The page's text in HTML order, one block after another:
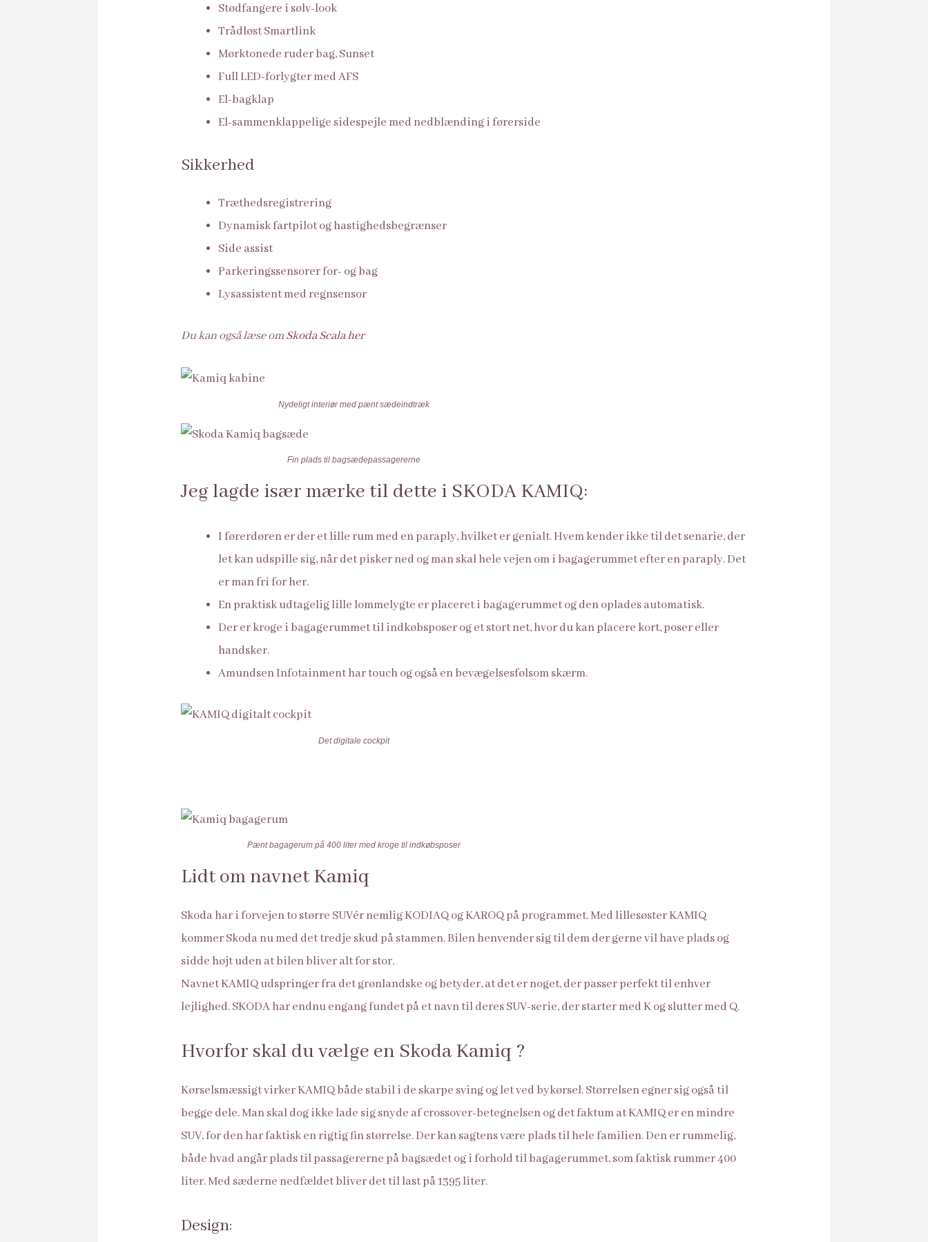
Stødfangere i sølv-look
Trådløst Smartlink
Mørktonede ruder bag, Sunset
Full LED-forlygter med AFS
El-bagklap
El-sammenklappelige sidespejle med nedblænding i førerside
Sikkerhed
Træthedsregistrering
Dynamisk fartpilot og hastighedsbegrænser
Side assist
Parkeringssensorer for- og bag
Lysassistent med regnsensor
Du kan også læse omSkoda Scala her
Nydeligt interiør med pænt sædeindtræk
Fin plads til bagsædepassagererne
Jeg lagde især mærke til dette i SKODA KAMIQ:
I førerdøren er der et lille rum med en paraply, hvilket er genialt. Hvem kender ikke til det senarie, der
let kan udspille sig, når det pisker ned og man skal hele vejen om i bagagerummet efter en paraply. Det
er man fri for her.
En praktisk udtagelig lille lommelygte er placeret i bagagerummet og den oplades automatisk.
Der er kroge i bagagerummet til indkøbsposer og et stort net, hvor du kan placere kort, poser eller
handsker.
Amundsen Infotainment har touch og også en bevægelsesfølsom skærm.
Det digitale cockpit
Pænt bagagerum på 400 liter med kroge til indkøbsposer
Lidt om navnet Kamiq
Skoda har i forvejen to større SUV´er nemlig KODIAQ og KAROQ på programmet. Med lillesøster KAMIQ
kommer Skoda nu med det tredje skud på stammen. Bilen henvender sig til dem der gerne vil have plads og
sidde højt uden at bilen bliver alt for stor.
Navnet KAMIQ udspringer fra det grønlandske og betyder, at det er noget, der passer perfekt til enhver
lejlighed. SKODA har endnu engang fundet på et navn til deres SUV-serie, der starter med K og slutter med Q.
Hvorfor skal du vælge en Skoda Kamiq ?
Kørselsmæssigt virker KAMIQ både stabil i de skarpe sving og let ved bykørsel. Størrelsen egner sig også til
begge dele. Man skal dog ikke lade sig snyde af crossover-betegnelsen og det faktum at KAMIQ er en mindre
SUV, for den har faktisk en rigtig fin størrelse. Der kan sagtens være plads til hele familien. Den er rummelig,
både hvad angår plads til passagererne på bagsædet og i forhold til bagagerummet, som faktisk rummer 400
liter. Med sæderne nedfældet bliver det til last på 1395 liter.
Design: